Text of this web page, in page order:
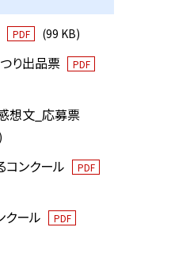
PDF (99 KB)
り出品票 PDF
想文_応募票
ンクール PDF
ール PDF